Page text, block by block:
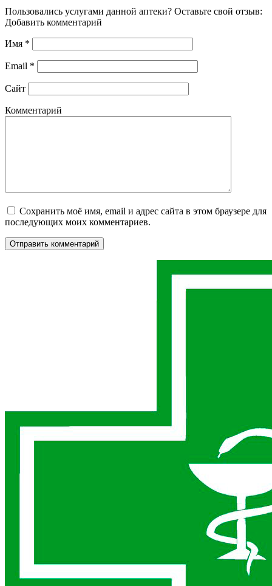
Пользовались услугами данной аптеки? Оставьте свой отзыв:
Добавить комментарий
Имя *
Email *
Сайт
Комментарий
Сохранить моё имя, email и адрес сайта в этом браузере для
последующих моих комментариев.